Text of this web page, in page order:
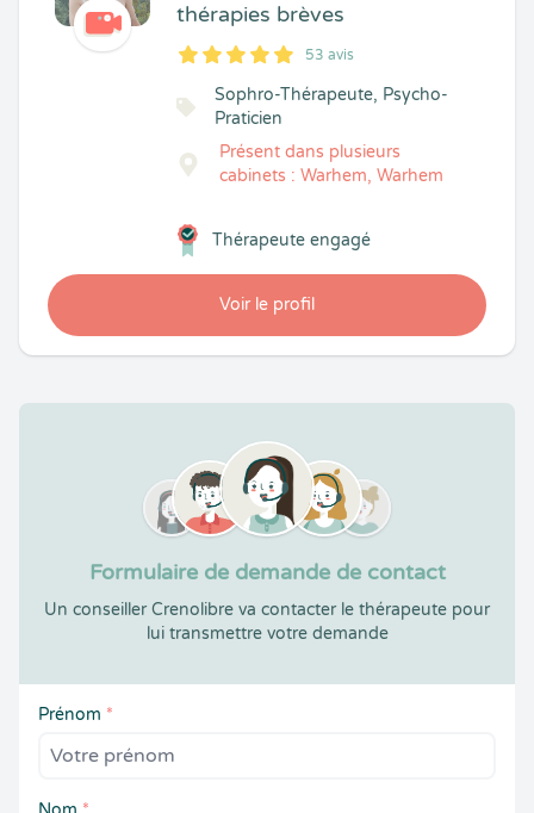
thérapies brèves
5
1
5
53 53 avis
Sophro-Thérapeute, Psycho-
Praticien
Présent dans plusieurs
cabinets : Warhem, Warhem
Voir le profil
Thérapeute engagé
Formulaire de demande de contact
Un conseiller Crenolibre va contacter le thérapeute pour
lui transmettre votre demande
Prénom *